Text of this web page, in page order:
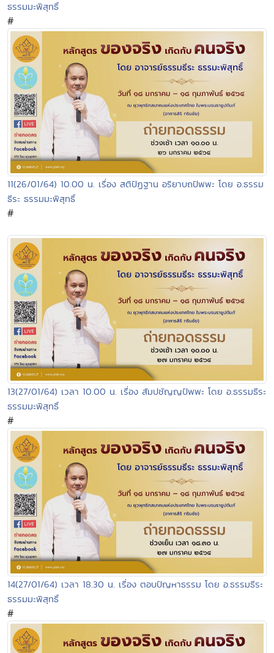
ธรรมมะพิสุทธิ์
#
11(26/01/64) 10.00 น. เรื่อง สติปัฏฐาน อริยาบถปัพพะ โดย อ.ธรรม
ธีระ ธรรมมะพิสุทธิ์
#
13(27/01/64) เวลา 10.00 น. เรื่อง สัมปชัญญปัพพะ โดย อ.ธรรมธีระ
ธรรมมะพิสุทธิ์
#
14(27/01/64) เวลา 18.30 น. เรื่อง ตอบปัญหาธรรม โดย อ.ธรรมธีระ
ธรรมมะพิสุทธิ์
#